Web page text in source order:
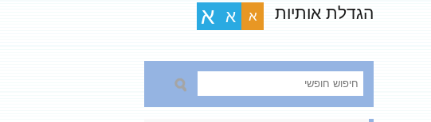
הגדלת אותיות א א א